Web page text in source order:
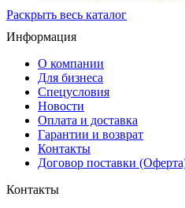
Раскрыть весь каталог
Информация
О компании
Для бизнеса
Спецусловия
Новости
Оплата и доставка
Гарантии и возврат
Контакты
Договор поставки
Контакты